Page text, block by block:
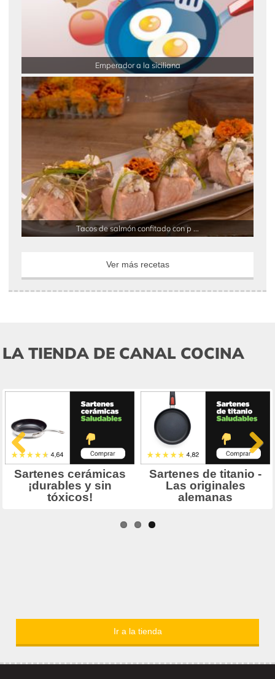
Emperador a la siciliana
Tacos de salmón confitado con p ...
Ver más recetas
LA TIENDA DE CANAL COCINA
Ir a la tienda